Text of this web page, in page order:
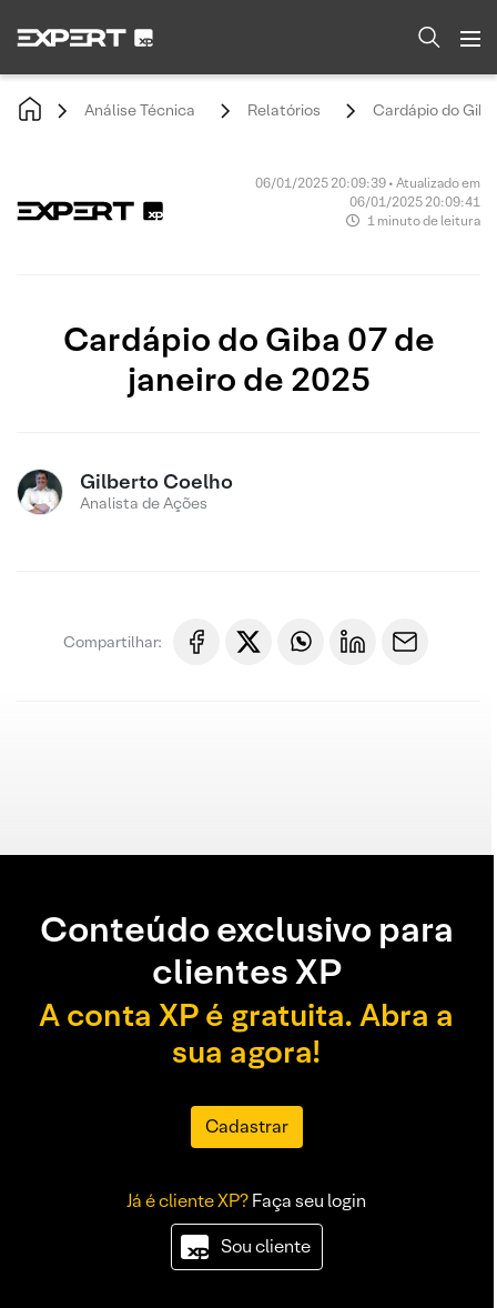
Análise Técnica Relatórios Cardápio do
06/01/2025 20:09:39 • Atualizado em
06/01/2025 20:09:41
1 minuto de leitura
Cardápio do Giba 07 de
janeiro de 2025
Gilberto Coelho
Analista de Ações
Compartilhar:
Conteúdo exclusivo para
clientes XP
A conta XP é gratuita. Abra a
sua agora!
Cadastrar
Já é cliente XP?Faça seu login
Sou cliente